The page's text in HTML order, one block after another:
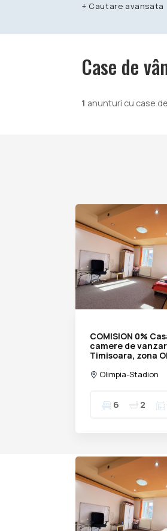
+ Cautare avansata
Case de
1 anunturi cu case
COMISION 0%
camere de
Timisoara, zona
Olimpia-Stadion
6 2